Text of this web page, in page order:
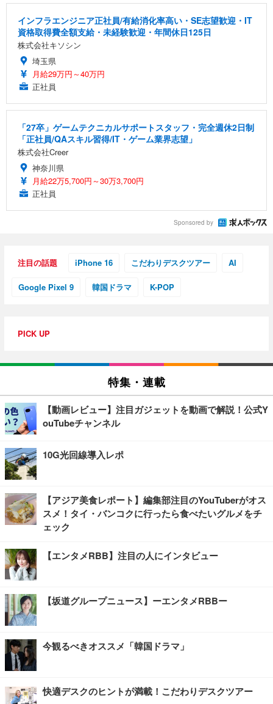
インフラエンジニア正社員/有給消化率高い・SE志望歓迎・IT
資格取得費全額支給・未経験歓迎・年間休日125日
株式会社キソシン
埼玉県
月給29万円～40万円
正社員
「27卒」ゲームテクニカルサポートスタッフ・完全週休2日制
「正社員/QAスキル習得/IT・ゲーム業界志望」
株式会社Creer
神奈川県
月給22万5,700円～30万3,700円
正社員
Sponsored by
注目の話題 iPhone 16 こだわりデスクツアー AI
Google Pixel 9 韓国ドラマ K-POP
PICK UP
特集・連載
【動画レビュー】注目ガジェットを動画で解説！公式Y
ouTubeチャンネル
10G光回線導入レポ
【アジア美食レポート】編集部注目のYouTuberがオス
スメ！タイ・バンコクに行ったら食べたいグルメをチ
ェック
【エンタメRBB】注目の人にインタビュー
【坂道グループニュース】ーエンタメRBBー
今観るべきオススメ「韓国ドラマ」
快適デスクのヒントが満載！こだわりデスクツアー